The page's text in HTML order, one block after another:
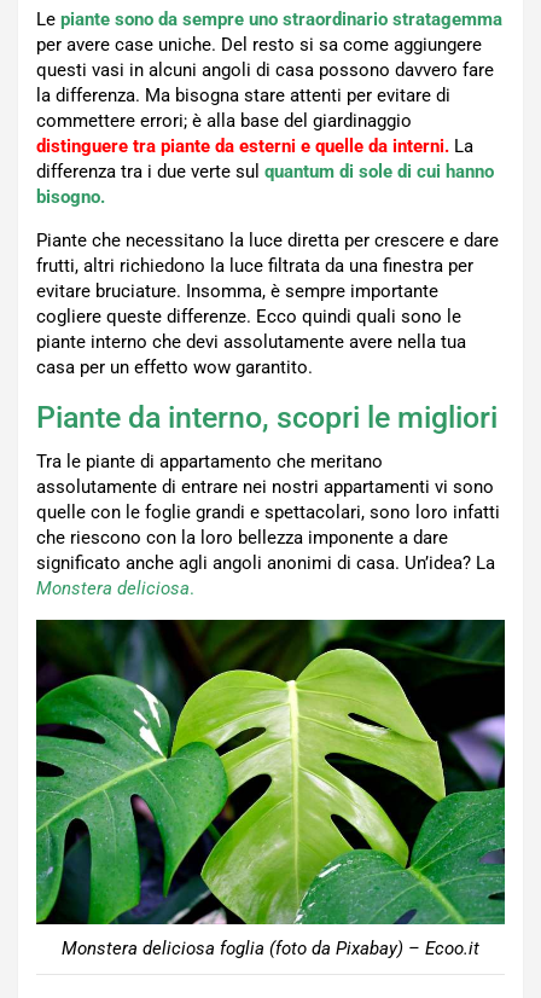
Le piante sono da sempre uno straordinario stratagemma
per avere case uniche. Del resto si sa come aggiungere
questi vasi in alcuni angoli di casa possono davvero fare
la differenza. Ma bisogna stare attenti per evitare di
commettere errori; è alla base del giardinaggio
distinguere tra piante da esterni e quelle da interni. La
differenza tra i due verte sul quantum di sole di cui hanno
bisogno.
Piante che necessitano la luce diretta per crescere e dare
frutti, altri richiedono la luce filtrata da una finestra per
evitare bruciature. Insomma, è sempre importante
cogliere queste differenze. Ecco quindi quali sono le
piante interno che devi assolutamente avere nella tua
casa per un effetto wow garantito.
Piante da interno, scopri le migliori
Tra le piante di appartamento che meritano
assolutamente di entrare nei nostri appartamenti vi sono
quelle con le foglie grandi e spettacolari, sono loro infatti
che riescono con la loro bellezza imponente a dare
significato anche agli angoli anonimi di casa. Un’idea? La
Monstera deliciosa.
Monstera deliciosa foglia (foto da Pixabay) – Ecoo.it